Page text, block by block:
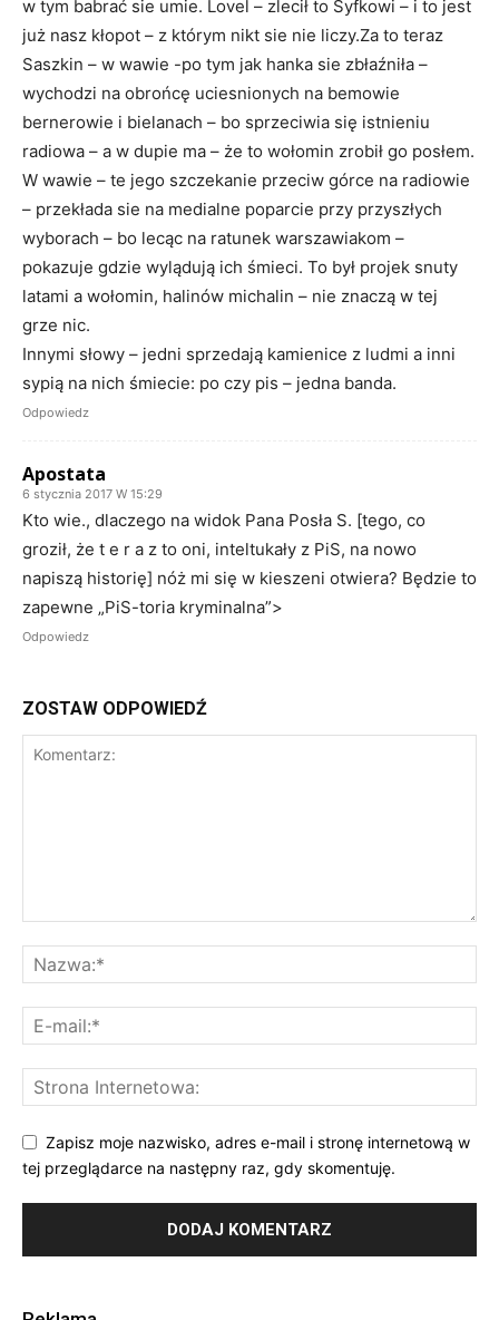
w tym babrać sie umie. Lovel – zlecił to Syfkowi – i to jest
już nasz kłopot – z którym nikt sie nie liczy.Za to teraz
Saszkin – w wawie -po tym jak hanka sie zbłaźniła –
wychodzi na obrońcę uciesnionych na bemowie
bernerowie i bielanach – bo sprzeciwia się istnieniu
radiowa – a w dupie ma – że to wołomin zrobił go posłem.
W wawie – te jego szczekanie przeciw górce na radiowie
– przekłada sie na medialne poparcie przy przyszłych
wyborach – bo lecąc na ratunek warszawiakom –
pokazuje gdzie wylądują ich śmieci. To był projek snuty
latami a wołomin, halinów michalin – nie znaczą w tej
grze nic.
Innymi słowy – jedni sprzedają kamienice z ludmi a inni
sypią na nich śmiecie: po czy pis – jedna banda.
Odpowiedz
Apostata
6 stycznia 2017 W 15:29
Kto wie., dlaczego na widok Pana Posła S. [tego, co
groził, że t e r a z to oni, inteltukały z PiS, na nowo
napiszą historię] nóż mi się w kieszeni otwiera? Będzie to
zapewne „PiS-toria kryminalna”>
Odpowiedz
ZOSTAW ODPOWIEDŹ
Zapisz moje nazwisko, adres e-mail i stronę internetową w
tej przeglądarce na następny raz, gdy skomentuję.